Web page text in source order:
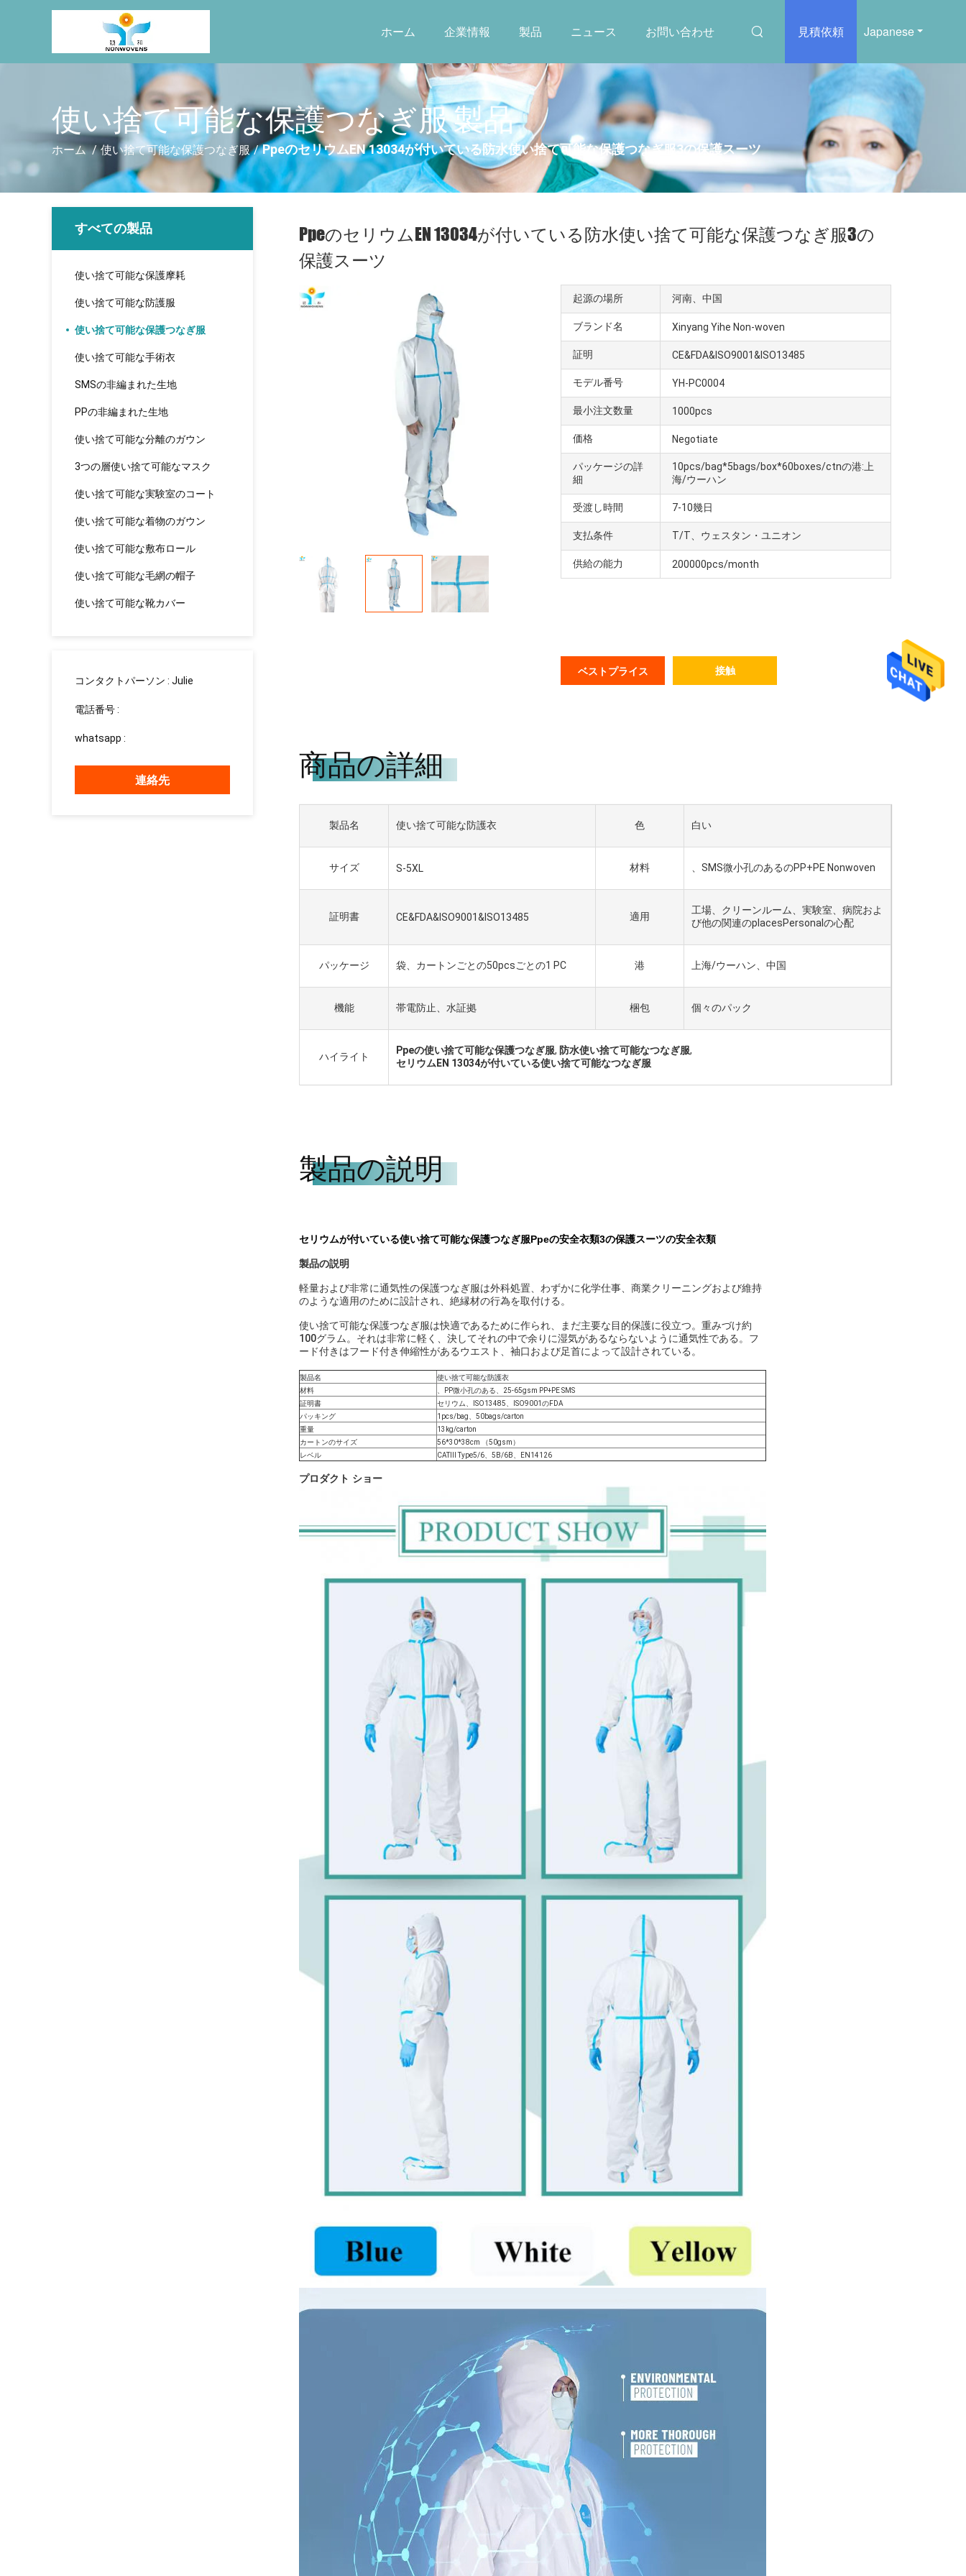
Japanese
見積依頼
ホーム 企業情報 製品 ニュース お問い合わせ
使い捨て可能な保護つなぎ服 製品
ホーム / 使い捨て可能な保護つなぎ服 / PpeのセリウムEN 13034が付いている防水使い捨て可能な保護つなぎ服3の保護スーツ
すべての製品
使い捨て可能な保護摩耗
使い捨て可能な防護服
使い捨て可能な保護つなぎ服
使い捨て可能な手術衣
SMSの非編まれた生地
PPの非編まれた生地
使い捨て可能な分離のガウン
3つの層使い捨て可能なマスク
使い捨て可能な実験室のコート
使い捨て可能な着物のガウン
使い捨て可能な敷布ロール
使い捨て可能な毛網の帽子
使い捨て可能な靴カバー
コンタクトパーソン : Julie
電話番号 :
whatsapp :
連絡先
PpeのセリウムEN 13034が付いている防水使い捨て可能な保護つなぎ服3の
保護スーツ
起源の場所 河南、中国
ブランド名 Xinyang Yihe Non-woven
証明 CE&FDA&ISO9001&ISO13485
モデル番号 YH-PC0004
最小注文数量 1000pcs
価格 Negotiate
パッケージの詳
細
10pcs/bag*5bags/box*60boxes/ctnの港:上
海/ウーハン
受渡し時間 7-10幾日
支払条件 T/T、ウェスタン・ユニオン
供給の能力 200000pcs/month
ベストプライス 接触
商品の詳細
製品名 使い捨て可能な防護衣 色 白い
サイズ S-5XL 材料 、SMS微小孔のあるのPP+PE Nonwoven
証明書 CE&FDA&ISO9001&ISO13485 適用
工場、クリーンルーム、実験室、病院およ
び他の関連のplacesPersonalの心配
パッケージ 袋、カートンごとの50pcsごとの1 PC 港 上海/ウーハン、中国
機能 帯電防止、水証拠 梱包 個々のパック
ハイライト
Ppeの使い捨て可能な保護つなぎ服, 防水使い捨て可能なつなぎ服,
セリウムEN 13034が付いている使い捨て可能なつなぎ服
製品の説明
セリウムが付いている使い捨て可能な保護つなぎ服Ppeの安全衣類3の保護スーツの安全衣類
製品の説明
軽量および非常に通気性の保護つなぎ服は外科処置、わずかに化学仕事、商業クリーニングおよび維持
のような適用のために設計され、絶縁材の行為を取付ける。
使い捨て可能な保護つなぎ服は快適であるために作られ、まだ主要な目的保護に役立つ。重みづけ約
100グラム。それは非常に軽く、決してそれの中で余りに湿気があるならないように通気性である。フ
ード付きはフード付き伸縮性があるウエスト、袖口および足首によって設計されている。
製品名
使い捨て可能な防護衣
材料
、PP微小孔のある、25-65gsm PP+PE SMS
証明書
セリウム、ISO13485、ISO9001のFDA
パッキング
1pcs/bag、50bags/carton
重量
13kg/carton
カートンのサイズ
56*30*38cm （50gsm）
レベル
CATIII Type5/6、5B/6B、EN14126
プロダクト ショー